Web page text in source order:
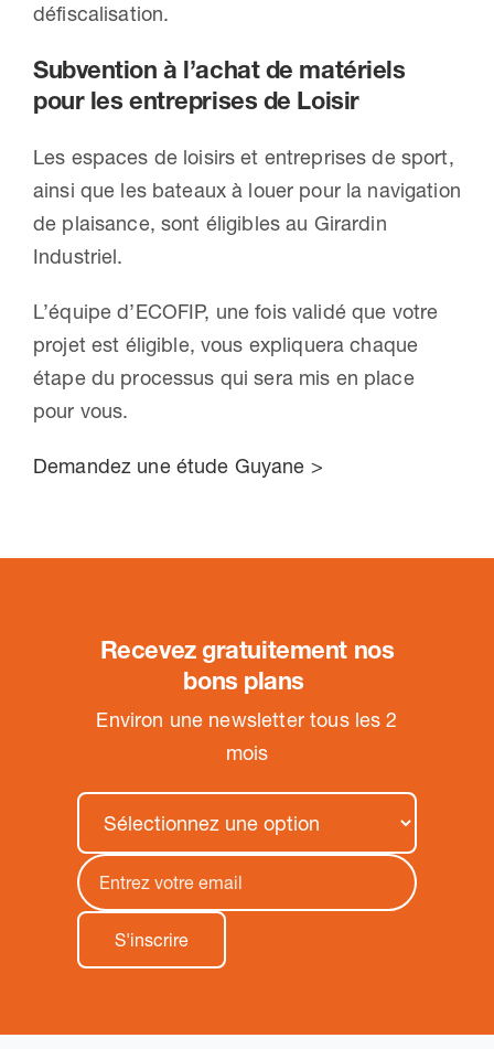
défiscalisation.
Subvention à l’achat de matériels
pour les entreprises de Loisir
Les espaces de loisirs et entreprises de sport,
ainsi que les bateaux à louer pour la navigation
de plaisance, sont éligibles au Girardin
Industriel.
L’équipe d’ECOFIP, une fois validé que votre
projet est éligible, vous expliquera chaque
étape du processus qui sera mis en place
pour vous.
Demandez une étude Guyane >
Recevez gratuitement nos
bons plans
Environ une newsletter tous les 2
mois